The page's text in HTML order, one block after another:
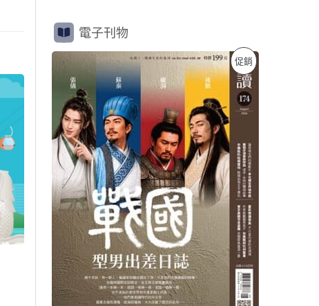
電子刊物
促銷 特
商
原
始
價
格
：
N
T
$
1
9
9
。
目
前
價
格
：
N
T
$
1
3
9
。